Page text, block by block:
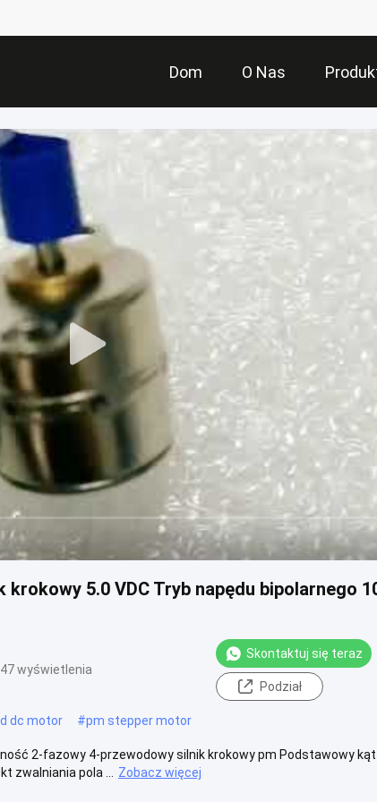
Dom O Nas
5.0 VDC Tryb napędu bipolarnego
wyświetlenia
Skontaktuj się teraz
Podział
dc motor #pm stepper motor
2-fazowy 4-przewodowy silnik krokowy pm Podstawowy
zwalniania pola ...
Zobacz więcej